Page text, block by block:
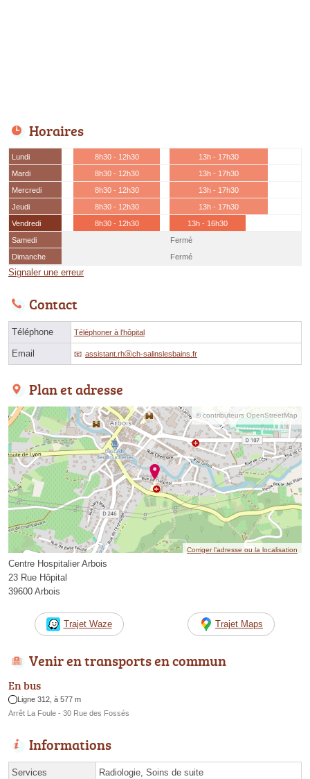
Horaires
Lundi 8h30 - 12h30
13h - 17h30
Mardi
8h30 - 12h30
13h - 17h30
Mercredi
8h30 - 12h30
13h - 17h30
Jeudi
8h30 - 12h30
13h - 17h30
Vendredi
8h30 - 12h30
13h - 16h30
Samedi
Fermé
Dimanche
Fermé
Signaler une erreur
Contact
Téléphone Téléphoner à l'hôpital
Email assistant.rhⓐch-salinslesbains.fr
Plan et adresse
© contributeurs OpenStreetMap
Corriger l’adresse ou la localisation
Centre Hospitalier Arbois
23 Rue Hôpital
39600 Arbois
Trajet Waze Trajet Maps
Venir en transports en commun
En bus
Ligne 312, à 577 m
Arrêt La Foule - 30 Rue des Fossés
Informations
Services Radiologie, Soins de suite